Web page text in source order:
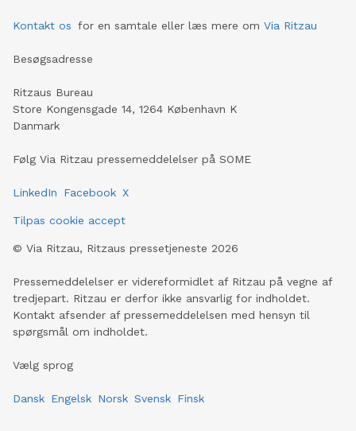
Kontakt os for en samtale eller læs mere om Via Ritzau
Besøgsadresse
Ritzaus Bureau
Store Kongensgade 14, 1264 København K
Danmark
Følg Via Ritzau pressemeddelelser på SOME
LinkedIn Facebook X
Tilpas cookie accept
© Via Ritzau, Ritzaus pressetjeneste 2026
Pressemeddelelser er videreformidlet af Ritzau på vegne af
tredjepart. Ritzau er derfor ikke ansvarlig for indholdet.
Kontakt afsender af pressemeddelelsen med hensyn til
spørgsmål om indholdet.
Vælg sprog
Dansk Engelsk Norsk Svensk Finsk